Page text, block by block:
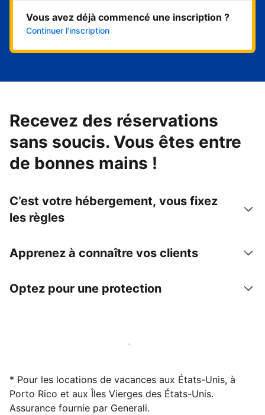
Vous avez déjà commencé une inscription ?
Continuer l’inscription
Recevez des réservations
sans soucis. Vous êtes entre
de bonnes mains !
C’est votre hébergement, vous fixez
les règles
Apprenez à connaître vos clients
Optez pour une protection
Accueillez des clients avec nous dès maintenant
* Pour les locations de vacances aux États-Unis, à
Porto Rico et aux Îles Vierges des États-Unis.
Assurance fournie par Generali.